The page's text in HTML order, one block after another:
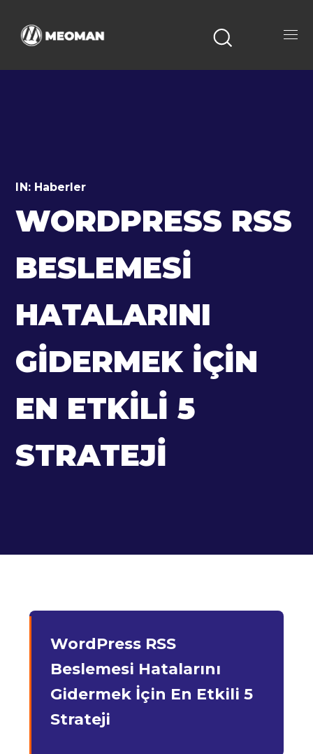
IN: Haberler
WORDPRESS RSS
BESLEMESI
HATALARINI
GIDERMEK İÇIN
EN ETKILI 5
STRATEJI
WordPress RSS
Beslemesi Hatalarını
Gidermek İçin En Etkili 5
Strateji